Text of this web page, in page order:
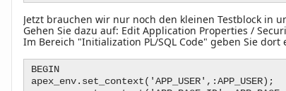
Jetzt brauchen wir nur noch den kleinen Testblock in
Gehen Sie dazu auf: Edit Application Properties /
Im Bereich "Initialization PL/SQL Code" geben Sie dort
BEGIN
apex_env.set_context('APP_USER',:APP_USER);